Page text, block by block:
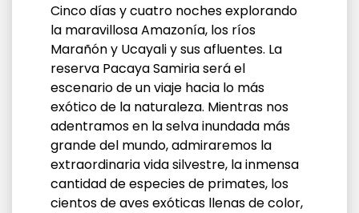
Cinco días y cuatro noches explorando
la maravillosa Amazonía, los ríos
Marañón y Ucayali y sus afluentes. La
reserva Pacaya Samiria será el
escenario de un viaje hacia lo más
exótico de la naturaleza. Mientras nos
adentramos en la selva inundada más
grande del mundo, admiraremos la
extraordinaria vida silvestre, la inmensa
cantidad de especies de primates, los
cientos de aves exóticas llenas de color,